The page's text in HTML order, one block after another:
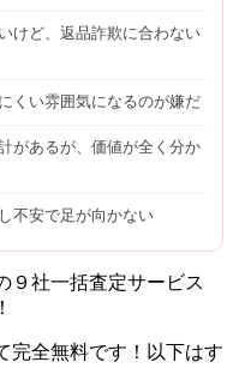
けど、返品詐欺に合わない
くい雰囲気になるのが嫌だ
があるが、価値が全く分か
不安で足が向かない
９社一括査定サービス
完全無料です！以下はす